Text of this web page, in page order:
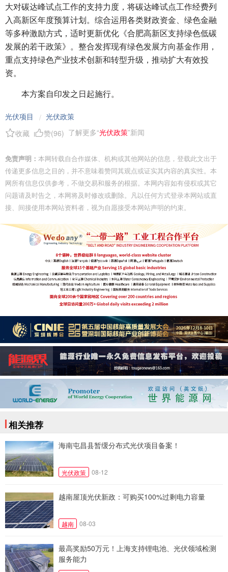
大对碳达峰试点工作的支持力度，将碳达峰试点工作经费列
入高新区年度预算计划。综合运用各类财政资金、绿色金融
等多种激励方式，适时更新优化《合肥高新区支持绿色低碳
发展的若干政策》。整合发挥现有绿色发展方向基金作用，
重点支持绿色产业技术创新和转型升级，推动扩大有效投
资。
本方案自印发之日起施行。
光伏项目 / 光伏政策
收藏
赞(96) 了解更多“光伏政策”新闻
免责声明： 本网转载自合作媒体、机构或其他网站的信息，登载此文出于
传递更多信息之目的，并不意味着赞同其观点或证实其内容的真实性。本
网所有信息仅供参考，不做交易和服务的根据。本网内容如有侵权或其它
问题请及时告之，本网将及时修改或删除。凡以任何方式登录本网站或直
接、间接使用本网站资料者，视为自愿接受本网站声明的约束。
相关推荐
海南屯昌县暂缓分布式光伏项目备案！
光伏政策 08-12
越南屋顶光伏新政：可购买100%过剩电力容量
越南 08-03
最高奖励50万元！上海支持锂电池、光伏领域检测
服务能力